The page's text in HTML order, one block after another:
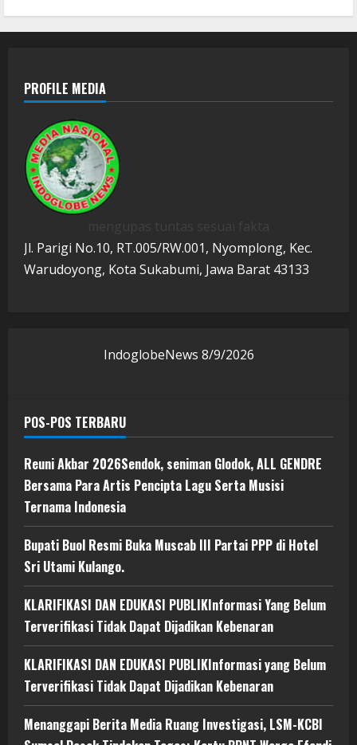
PROFILE MEDIA
Jl. Parigi No.10, RT.005/RW.001, Nyomplong, Kec.
Warudoyong, Kota Sukabumi, Jawa Barat 43133
IndoglobeNews 8/9/2026
POS-POS TERBARU
Reuni Akbar 2026Sendok, seniman Glodok, ALL GENDRE
Bersama Para Artis Pencipta Lagu Serta Musisi
Ternama Indonesia
Bupati Buol Resmi Buka Muscab III Partai PPP di Hotel
Sri Utami Kulango.
KLARIFIKASI DAN EDUKASI PUBLIKInformasi Yang Belum
Terverifikasi Tidak Dapat Dijadikan Kebenaran
KLARIFIKASI DAN EDUKASI PUBLIKInformasi yang Belum
Terverifikasi Tidak Dapat Dijadikan Kebenaran
Menanggapi Berita Media Ruang Investigasi, LSM-KCBI